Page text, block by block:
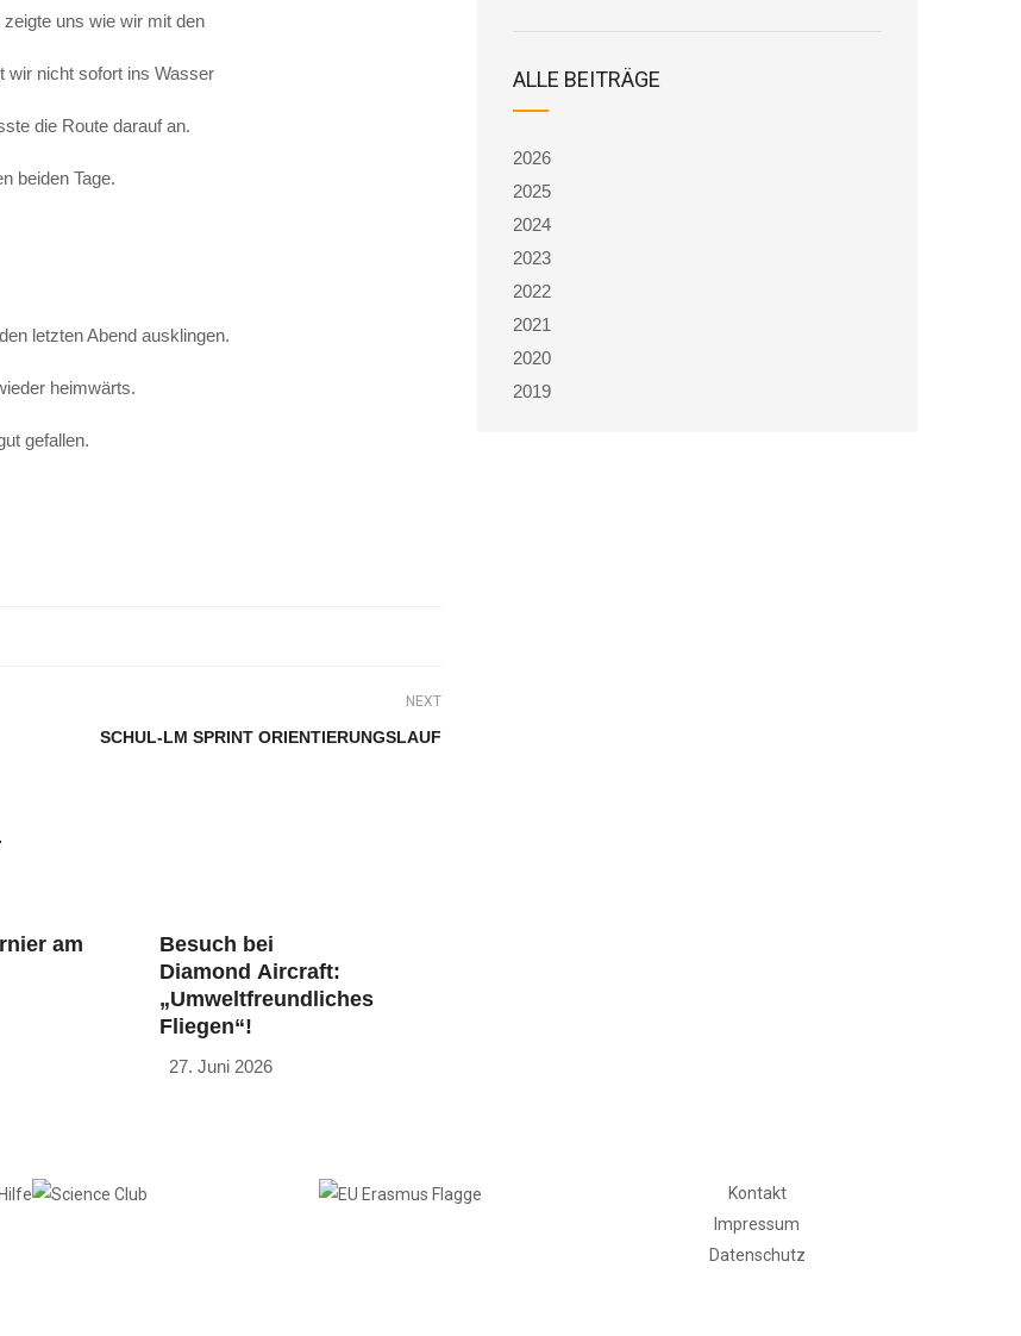
uns wie wir mit den
wir nicht sofort ins Wasser
die Route darauf an.
beiden Tage.
letzten Abend ausklingen.
heimwärts.
gefallen.
NEXT
SCHUL-LM SPRINT ORIENTIERUNGSLAUF
am
Besuch bei
Diamond Aircraft:
„Umweltfreundliches
Fliegen“!
27. Juni 2026
ALLE BEITRÄGE
2026
2025
2024
2023
2022
2021
2020
2019
Kontakt
Impressum
Datenschutz